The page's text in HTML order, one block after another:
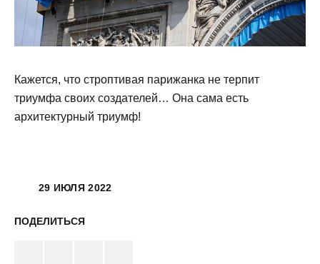
Кажется, что строптивая парижанка не терпит
триумфа своих создателей… Она сама есть
архитектурный триумф!
29 ИЮЛЯ 2022
ПОДЕЛИТЬСЯ